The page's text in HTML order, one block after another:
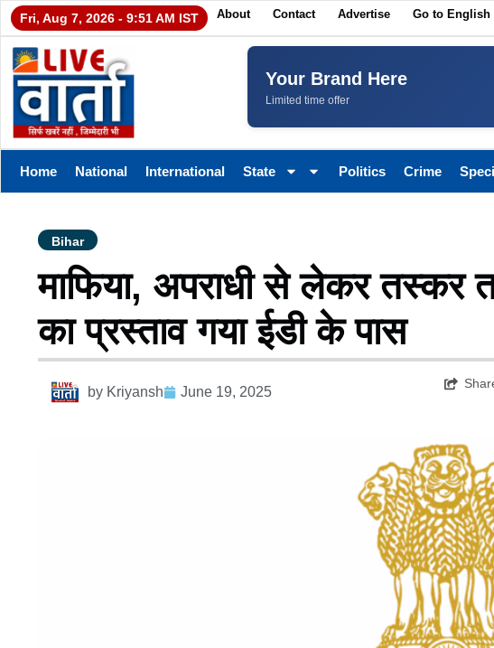
Fri, Aug 7, 2026 - 9:51 AM IST About Contact Advertise Go to English
Your Brand Here
Limited time offer
Home National International State Politics Crime
Bihar
माफिया, अपराधी से लेकर तस्कर
का प्रस्ताव गया ईडी के पास
by Kriyansh June 19, 2025